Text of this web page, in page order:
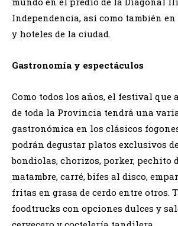
Independencia, así como también
y hoteles de la ciudad.
Gastronomía y espectáculos
Como todos los años, el festival que
de toda la Provincia tendrá una
gastronómica en los clásicos
podrán degustar platos exclusivos de
bondiolas, chorizos, porker, pechito
matambre, carré, bifes al disco,
fritas en grasa de cerdo entre otros.
foodtrucks con opciones dulces y